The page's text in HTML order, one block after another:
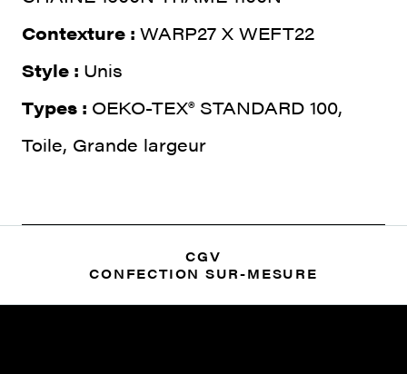
Contexture : WARP27 X WEFT22
Style : Unis
Types : OEKO-TEX® STANDARD 100,
Toile, Grande largeur
CGV
CONFECTION SUR-MESURE